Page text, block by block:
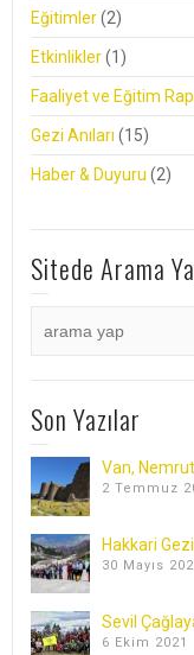
Eğitimler(2)
Etkinlikler(1)
Faaliyet ve Eğitim
Gezi Anıları (15)
Haber & Duyuru (2)
Sitede Arama
Son Yazılar
Van,
2 Temmuz
Hakkari
30 Mayıs
Sevil
6 Ekim 2021